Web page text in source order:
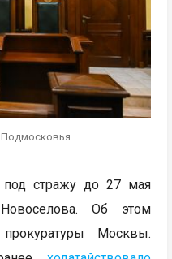
стражу до 27 мая
Об этом
Москвы.